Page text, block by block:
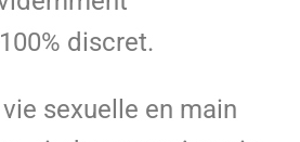
discret.
sexuelle en main